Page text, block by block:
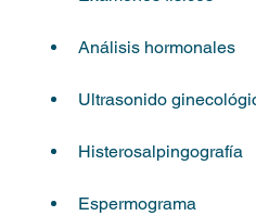
Análisis hormonales
Ultrasonido
Histerosalpingografía
Espermograma